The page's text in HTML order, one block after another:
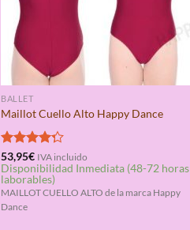
BALLET
Maillot Cuello Alto Happy Dance
Valorado
con4.25
de 5
53,95€ IVA incluido
Disponibilidad Inmediata (48-72 horas
laborables)
MAILLOT CUELLO ALTO de la marca Happy
Dance